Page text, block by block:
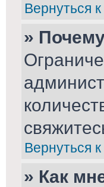
Вернуться
»
Вернуться
» Как